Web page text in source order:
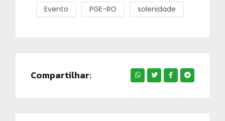
Evento PGE-RO solenidade
Compartilhar: